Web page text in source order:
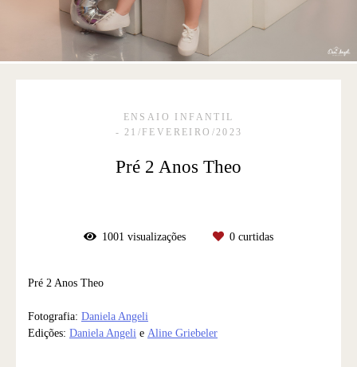
ENSAIO INFANTIL
21/FEVEREIRO/2023
Pré 2 Anos Theo
1001 visualizações 0 curtidas
Pré 2 Anos Theo
Fotografia: Daniela Angeli
Edições: Daniela Angeli e Aline Griebeler